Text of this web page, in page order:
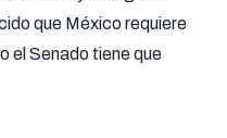
que México requiere
el Senado tiene que